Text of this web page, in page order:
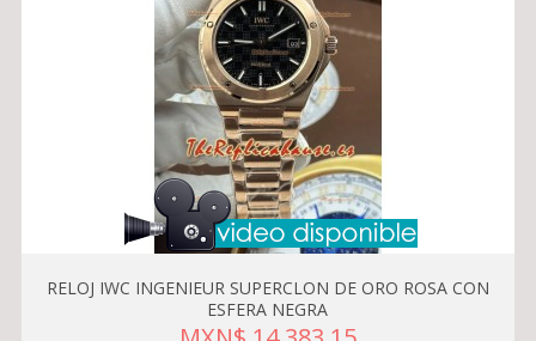
RELOJ IWC INGENIEUR SUPERCLON DE ORO ROSA CON
ESFERA NEGRA